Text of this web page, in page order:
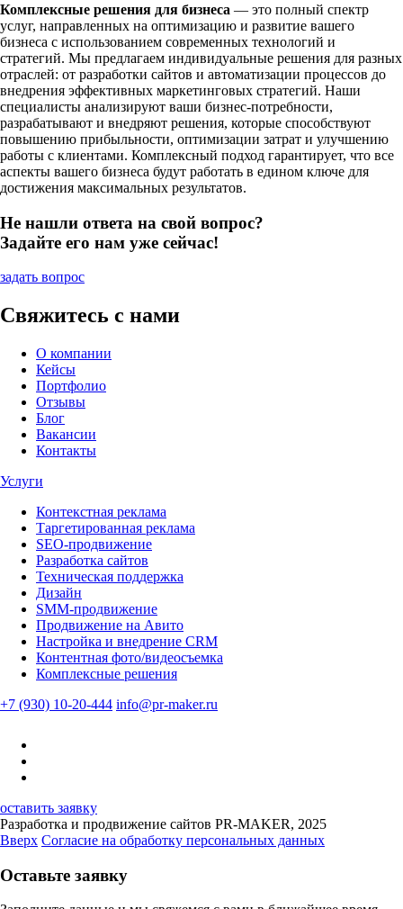
Комплексные решения для бизнеса — это полный спектр
услуг, направленных на оптимизацию и развитие вашего
бизнеса с использованием современных технологий и
стратегий. Мы предлагаем индивидуальные решения для разных
отраслей: от разработки сайтов и автоматизации процессов до
внедрения эффективных маркетинговых стратегий. Наши
специалисты анализируют ваши бизнес-потребности,
разрабатывают и внедряют решения, которые способствуют
повышению прибыльности, оптимизации затрат и улучшению
работы с клиентами. Комплексный подход гарантирует, что все
аспекты вашего бизнеса будут работать в едином ключе для
достижения максимальных результатов.
Не нашли ответа на свой вопрос?
Задайте его нам уже сейчас!
задать вопрос
Свяжитесь с нами
О компании
Кейсы
Портфолио
Отзывы
Блог
Вакансии
Контакты
Услуги
Контекстная реклама
Таргетированная реклама
SEO-продвижение
Разработка сайтов
Техническая поддержка
Дизайн
SMM-продвижение
Продвижение на Авито
Настройка и внедрение CRM
Контентная фото/видеосъемка
Комплексные решения
+7 (930) 10-20-444 info@pr-maker.ru
оставить заявку
Разработка и продвижение сайтов PR-MAKER, 2025
Вверх Согласие на обработку персональных данных
Оставьте заявку